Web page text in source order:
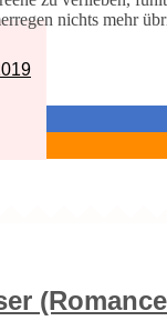
nichts mehr